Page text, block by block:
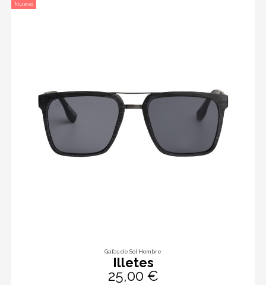
Nuevo
Gafas de Sol Hombre
Illetes
25,00 €